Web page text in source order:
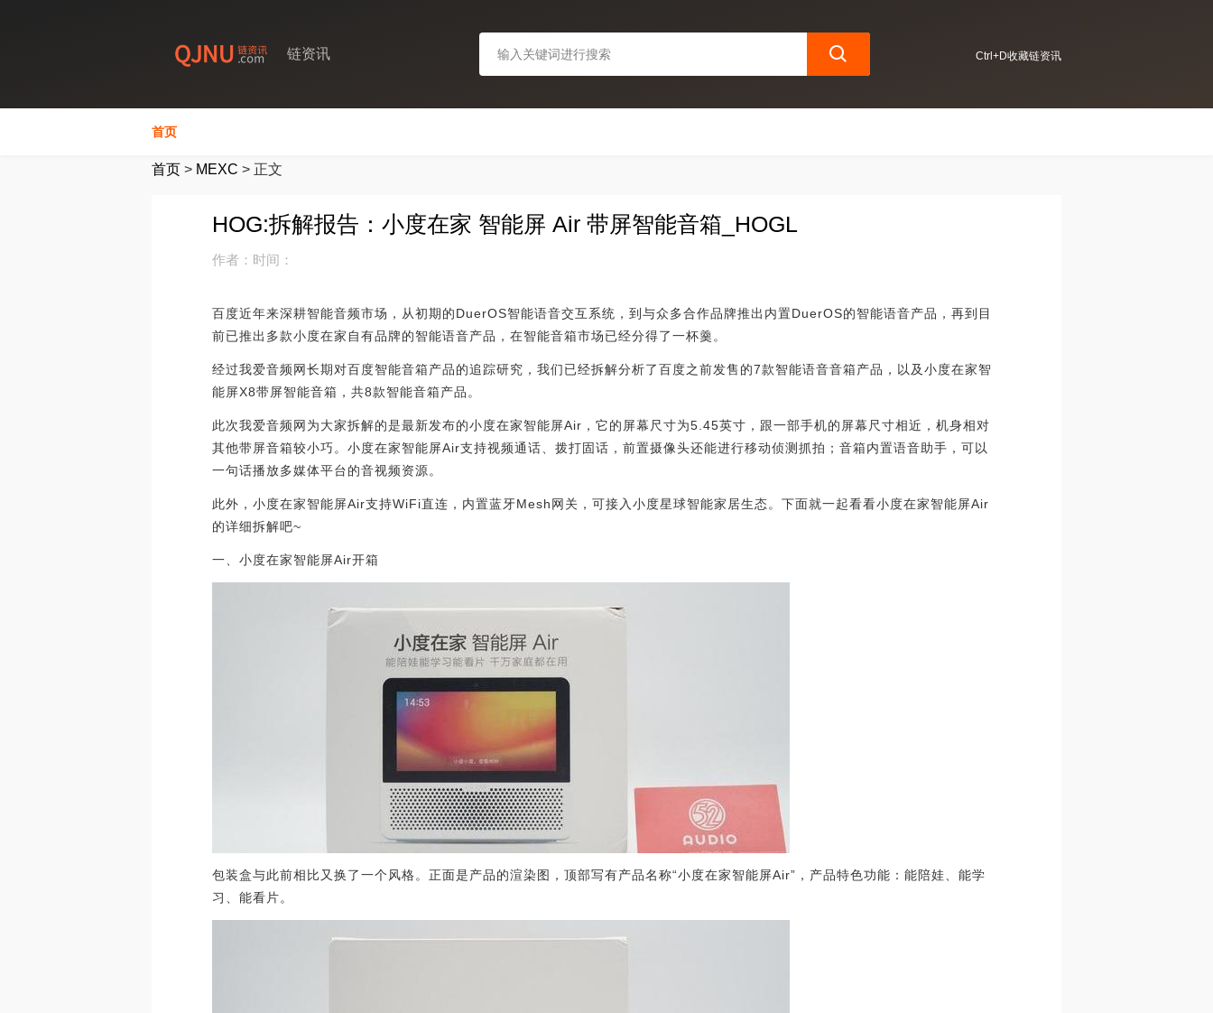
链资讯 Ctrl+D收藏链资讯
首页
首页 > MEXC > 正文
HOG:拆解报告：小度在家 智能屏 Air 带屏智能音箱_HOGL
作者： 时间：
百度近年来深耕智能音频市场，从初期的DuerOS智能语音交互系统，到与众多合作品牌推出内置DuerOS的智能语音产品，再到目
前已推出多款小度在家自有品牌的智能语音产品，在智能音箱市场已经分得了一杯羹。
经过我爱音频网长期对百度智能音箱产品的追踪研究，我们已经拆解分析了百度之前发售的7款智能语音音箱产品，以及小度在家智
能屏X8带屏智能音箱，共8款智能音箱产品。
此次我爱音频网为大家拆解的是最新发布的小度在家智能屏Air，它的屏幕尺寸为5.45英寸，跟一部手机的屏幕尺寸相近，机身相对
其他带屏音箱较小巧。小度在家智能屏Air支持视频通话、拨打固话，前置摄像头还能进行移动侦测抓拍；音箱内置语音助手，可以
一句话播放多媒体平台的音视频资源。
此外，小度在家智能屏Air支持WiFi直连，内置蓝牙Mesh网关，可接入小度星球智能家居生态。下面就一起看看小度在家智能屏Air
的详细拆解吧~
一、小度在家智能屏Air开箱
包装盒与此前相比又换了一个风格。正面是产品的渲染图，顶部写有产品名称“小度在家智能屏Air”，产品特色功能：能陪娃、能学
习、能看片。